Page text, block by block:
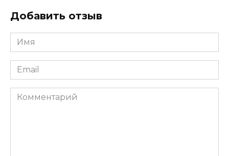
Добавить отзыв
Имя
*
Email
*
Комментарий